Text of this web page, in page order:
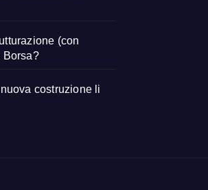
(con
Borsa?
costruzione li